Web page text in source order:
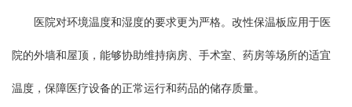
医院对环境温度和湿度的要求更为严格。改性保温板应用于医
院的外墙和屋顶，能够协助维持病房、手术室、药房等场所的适宜
温度，保障医疗设备的正常运行和药品的储存质量。